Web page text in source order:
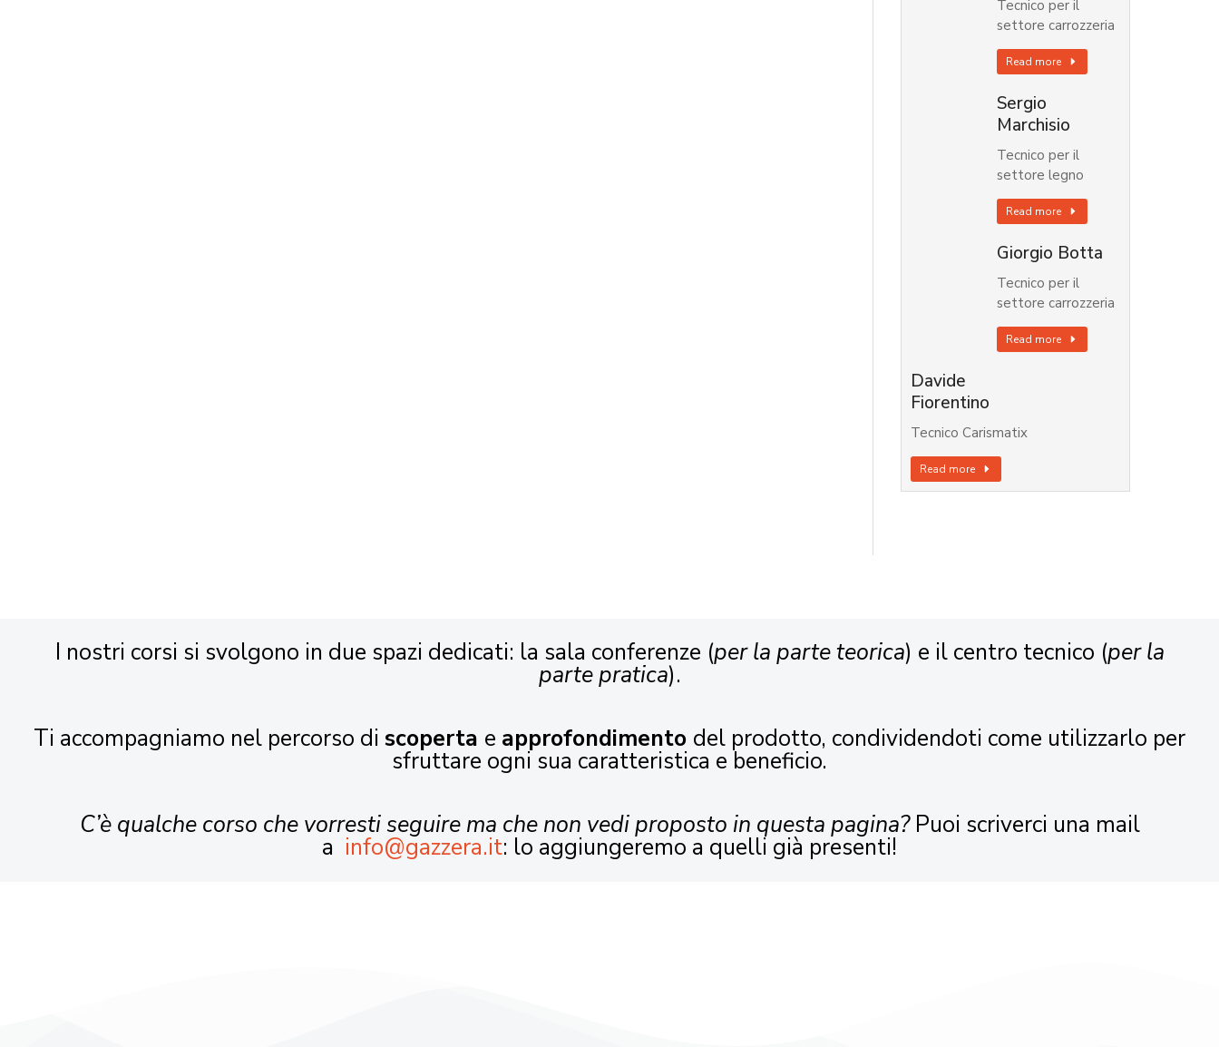
Tecnico per il
settore carrozzeria
Read more
Sergio
Marchisio
Tecnico per il
settore legno
Read more
Giorgio Botta
Tecnico per il
settore carrozzeria
Read more
Davide
Fiorentino
Tecnico Carismatix
Read more
I nostri corsi si svolgono in due spazi dedicati: la sala conferenze (per la parte teorica) e il centro tecnico (per la
parte pratica).
Ti accompagniamo nel percorso di scoperta e approfondimento del prodotto, condividendoti come utilizzarlo per
sfruttare ogni sua caratteristica e beneficio.
C’è qualche corso che vorresti seguire ma che non vedi proposto in questa pagina?Puoi scriverci una mail
a info@gazzera.it: lo aggiungeremo a quelli già presenti!